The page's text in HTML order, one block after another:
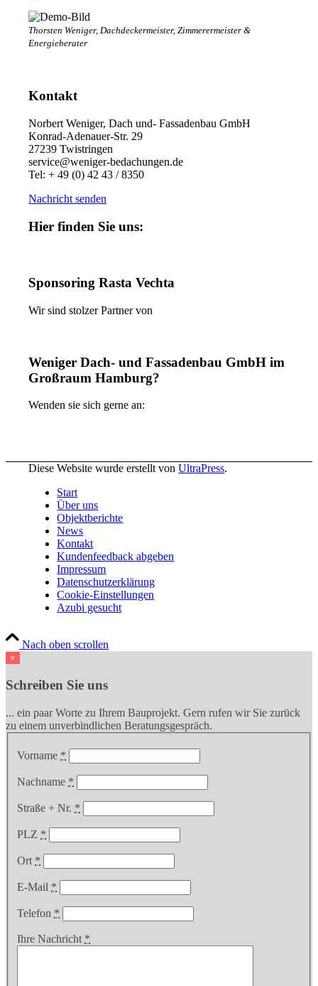
Thorsten Weniger, Dachdeckermeister, Zimmerermeister &
Energieberater
Kontakt
Norbert Weniger, Dach und- Fassadenbau GmbH
Konrad-Adenauer-Str. 29
27239 Twistringen
service@weniger-bedachungen.de
Tel: + 49 (0) 42 43 / 8350
Nachricht senden
Hier finden Sie uns:
Sponsoring Rasta Vechta
Wir sind stolzer Partner von
Weniger Dach- und Fassadenbau GmbH im
Großraum Hamburg?
Wenden sie sich gerne an:
Diese Website wurde erstellt vonUltraPress.
Start
Über uns
Objektberichte
News
Kontakt
Kundenfeedback abgeben
Impressum
Datenschutzerklärung
Cookie-Einstellungen
Azubi gesucht
Nach oben scrollen
×
Schreiben Sie uns
... ein paar Worte zu Ihrem Bauprojekt. Gern rufen wir Sie zurück
zu einem unverbindlichen Beratungsgespräch.
Vorname *
Nachname *
Straße + Nr. *
PLZ *
Ort *
E-Mail *
Telefon *
Ihre Nachricht *